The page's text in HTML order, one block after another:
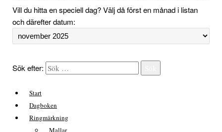
Vill du hitta en speciell dag? Välj då först en månad i listan
och därefter datum:
Sök efter:
Start
Dagboken
Ringmärkning
Mallar